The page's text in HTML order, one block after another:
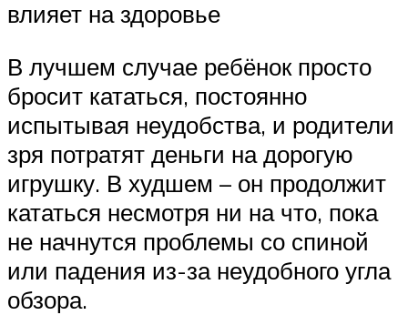
влияет на здоровье
В лучшем случае ребёнок просто
бросит кататься, постоянно
испытывая неудобства, и родители
зря потратят деньги на дорогую
игрушку. В худшем – он продолжит
кататься несмотря ни на что, пока
не начнутся проблемы со спиной
или падения из-за неудобного угла
обзора.